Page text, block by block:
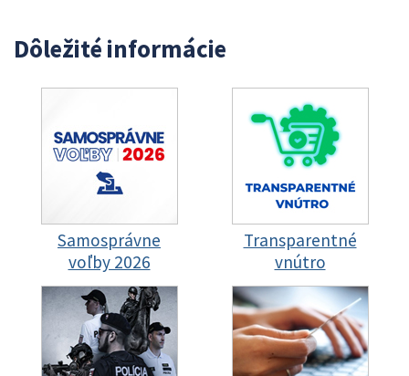
Dôležité informácie
Samosprávne
voľby 2026
Transparentné
vnútro